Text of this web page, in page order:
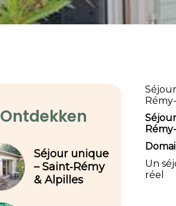
Un
réel
Ontdekken
Séjour unique
– Saint‑Rémy
& Alpilles